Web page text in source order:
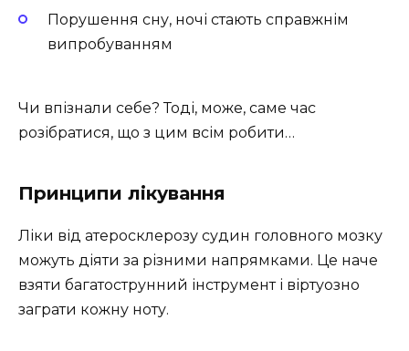
Порушення сну, ночі стають справжнім
випробуванням
Чи впізнали себе? Тоді, може, саме час
розібратися, що з цим всім робити…
Принципи лікування
Ліки від атеросклерозу судин головного мозку
можуть діяти за різними напрямками. Це наче
взяти багатострунний інструмент і віртуозно
заграти кожну ноту.